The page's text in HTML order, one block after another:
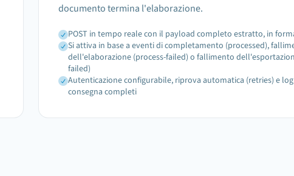
documento termina l'elaborazione.
POST in tempo reale con il payload completo estratto, in
Si attiva in base a eventi di completamento (processed),
dell'elaborazione (process-failed) o fallimento
failed)
Autenticazione configurabile, riprova automatica (retries) e
consegna completi